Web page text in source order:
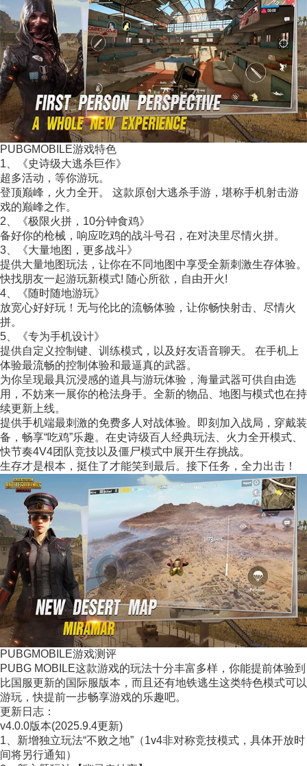
PUBGMOBILE游戏特色
1、《史诗级大逃杀巨作》
超多活动，等你游玩。
登顶巅峰，火力全开。 这款原创大逃杀手游，堪称手机射击游
戏的巅峰之作。
2、《极限火拼，10分钟食鸡》
备好你的枪械，响应吃鸡的战斗号召，在对决里尽情火拼。
3、《大量地图，更多战斗》
提供大量地图玩法，让你在不同地图中享受全新刺激生存体验。
快找朋友一起游玩新模式! 随心所欲，自由开火!
4、《随时随地游玩》
放宽心好好玩！无与伦比的流畅体验，让你畅快射击、尽情火
拼。
5、《专为手机设计》
提供自定义控制键、训练模式，以及好友语音聊天。 在手机上
体验最流畅的控制体验和最逼真的武器。
为你呈现最具沉浸感的道具与游玩体验，海量武器可供自由选
用，不妨来一展你的枪法身手。全新的物品、地图与模式也在持
续更新上线。
提供手机端最刺激的免费多人对战体验。即刻加入战局，穿戴装
备，畅享“吃鸡”乐趣。在史诗级百人经典玩法、火力全开模式、
快节奏4V4团队竞技以及僵尸模式中展开生存挑战。
生存才是根本，挺住了才能笑到最后。接下任务，全力出击！
PUBGMOBILE游戏测评
PUBG MOBILE这款游戏的玩法十分丰富多样，你能提前体验到
比国服更新的国际服版本，而且还有地铁逃生这类特色模式可以
游玩，快提前一步畅享游戏的乐趣吧。
更新日志：
v4.0.0版本(2025.9.4更新)
1、新增独立玩法“不败之地”（1v4非对称竞技模式，具体开放时
间将另行通知）